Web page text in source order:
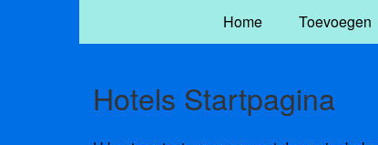
Home Toevoegen
Hotels Startpagina